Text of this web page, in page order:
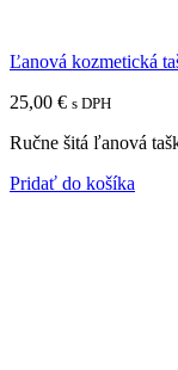
Ľanová kozmetická
25,00 € s DPH
Ručne šitá ľanová
Pridať do košíka